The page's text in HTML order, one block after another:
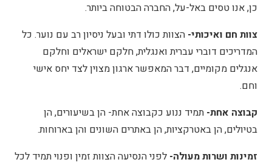
כן, אנו טסים באל-על, החברה הבטוחה ביותר.
צוות חם ואיכותי- הצוות כולו דתי ובעל ניסיון רב עם נוער. כל
המדריכים דוברי עברית ואנגלית, חלקם ישראלים וחלקם
אנגלים מקומיים, דבר המאפשר ארגון מצוין לצד יחס אישי
וחם.
קבוצה אחת- תמיד ננוע כקבוצה אחת- הן בשיעורים, הן
בטיולים, הן באטרקציות, הן באתרים השונים והן בארוחות.
זמינות ושרות מעולה- לפני הנסיעה הצוות זמין ופנוי תמיד לכל